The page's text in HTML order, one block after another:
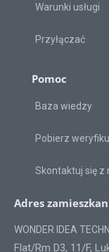
Warunki usługi
Przyłączać
Pomoc
Baza wiedzy
Pobierz
Skontaktuj się z
Adres
WONDER IDEA
Flat/Rm D3, 11/F,